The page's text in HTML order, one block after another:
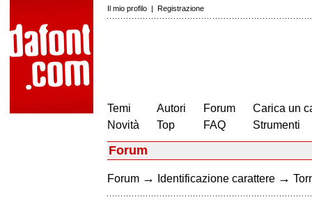
Il mio profilo | Registrazione
Temi
Novità
Autori
Top
Forum
FAQ
Carica un
Strumenti
Forum
Forum → Identificazione carattere →